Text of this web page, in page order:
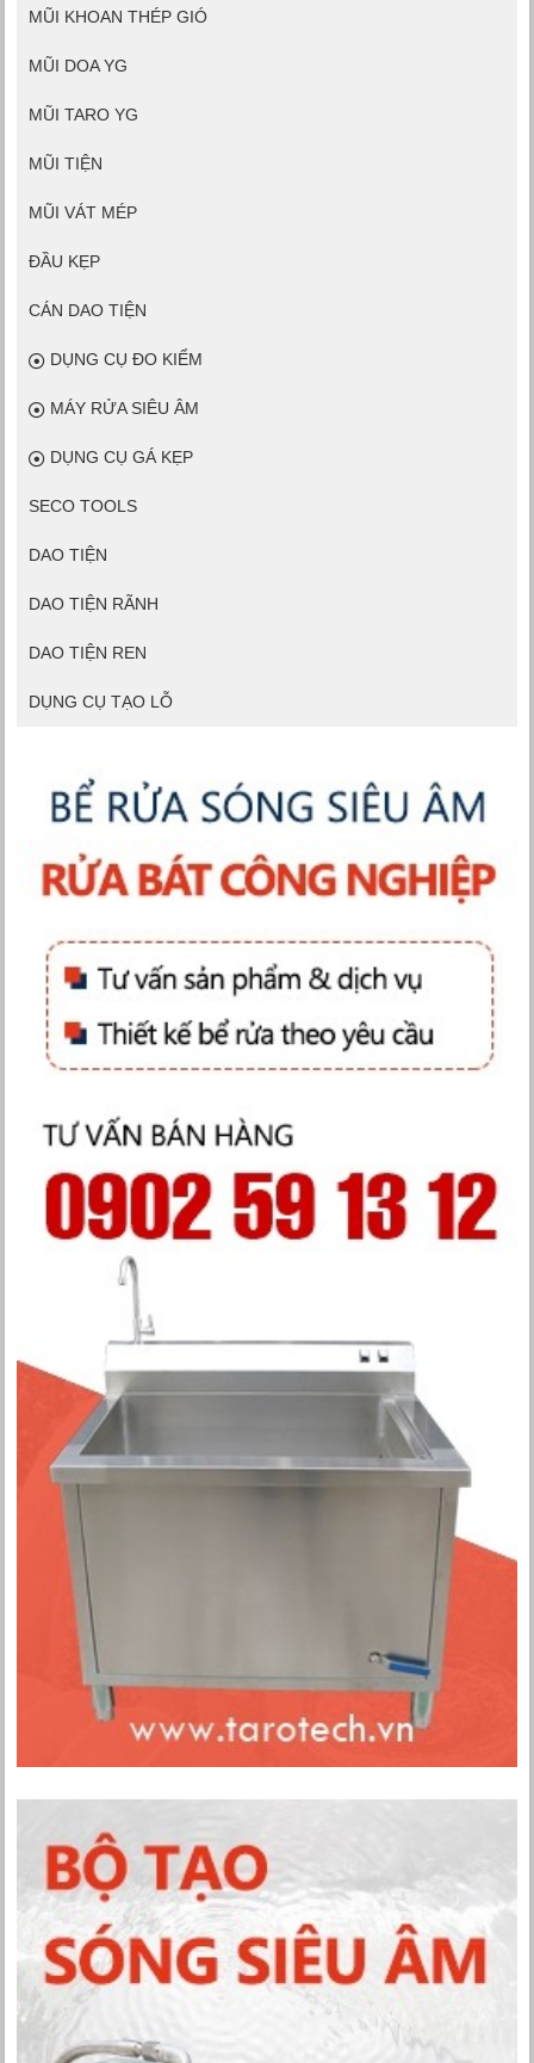
MŨI KHOAN THÉP GIÓ
MŨI DOA YG
MŨI TARO YG
MŨI TIỆN
MŨI VÁT MÉP
ĐẦU KẸP
CÁN DAO TIỆN
DỤNG CỤ ĐO KIỂM
MÁY RỬA SIÊU ÂM
DỤNG CỤ GÁ KẸP
SECO TOOLS
DAO TIỆN
DAO TIỆN RÃNH
DAO TIỆN REN
DỤNG CỤ TẠO LỖ